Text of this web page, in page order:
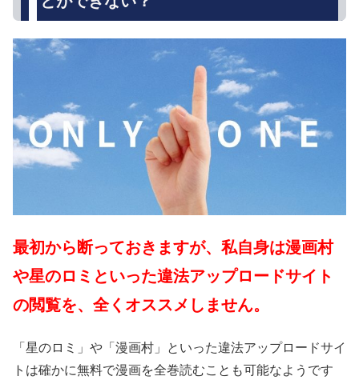
最初から断っておきますが、私自身は漫画村
や星のロミといった違法アップロードサイト
の閲覧を、全くオススメしません。
「星のロミ」や「漫画村」といった違法アップロードサイ
トは確かに無料で漫画を全巻読むことも可能なようです